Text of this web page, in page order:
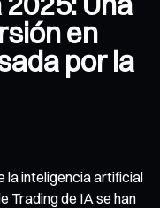
en
por la
la inteligencia artificial
Trading de IA se han